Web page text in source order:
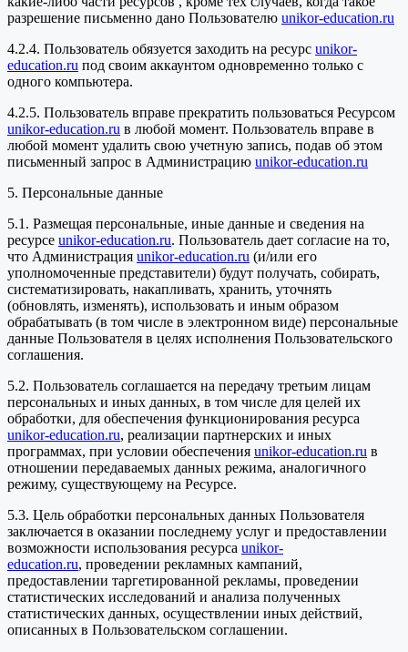
разрешение письменно дано Пользователю unikor-education.ru
4.2.4. Пользователь обязуется заходить на ресурс unikor-
education.ru под своим аккаунтом одновременно только с
одного компьютера.
4.2.5. Пользователь вправе прекратить пользоваться Ресурсом
unikor-education.ru в любой момент. Пользователь вправе в
любой момент удалить свою учетную запись, подав об этом
письменный запрос в Администрацию unikor-education.ru
5. Персональные данные
5.1. Размещая персональные, иные данные и сведения на
ресурсе unikor-education.ru. Пользователь дает согласие на то,
что Администрация unikor-education.ru (и/или его
уполномоченные представители) будут получать, собирать,
систематизировать, накапливать, хранить, уточнять
(обновлять, изменять), использовать и иным образом
обрабатывать (в том числе в электронном виде) персональные
данные Пользователя в целях исполнения Пользовательского
соглашения.
5.2. Пользователь соглашается на передачу третьим лицам
персональных и иных данных, в том числе для целей их
обработки, для обеспечения функционирования ресурса
unikor-education.ru, реализации партнерских и иных
программах, при условии обеспечения unikor-education.ru в
отношении передаваемых данных режима, аналогичного
режиму, существующему на Ресурсе.
5.3. Цель обработки персональных данных Пользователя
заключается в оказании последнему услуг и предоставлении
возможности использования ресурса unikor-
education.ru, проведении рекламных кампаний,
предоставлении таргетированной рекламы, проведении
статистических исследований и анализа полученных
статистических данных, осуществлении иных действий,
описанных в Пользовательском соглашении.